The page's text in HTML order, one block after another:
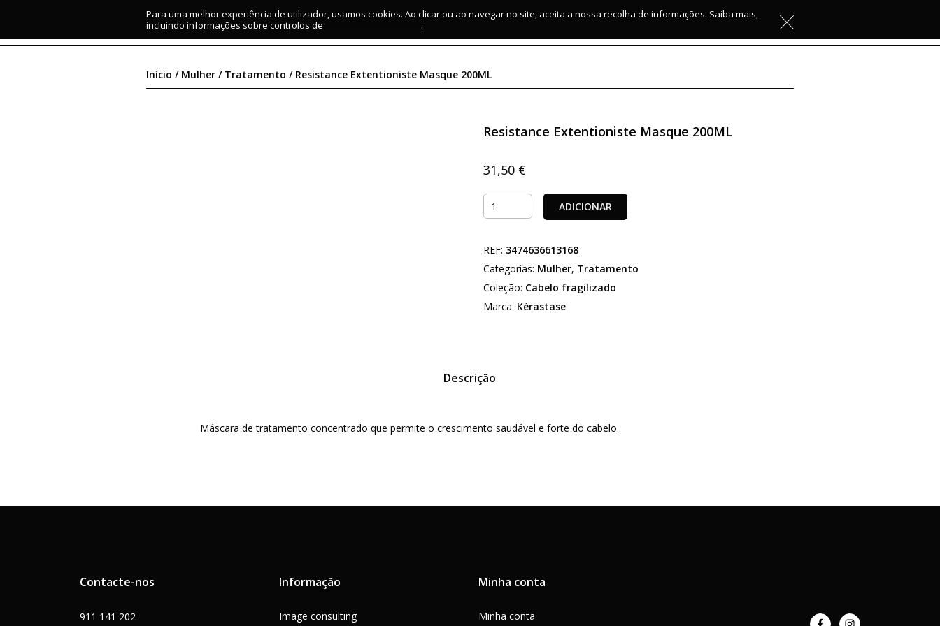
Para uma melhor experiência de utilizador, usamos cookies. Ao clicar ou ao navegar no site, aceita a nossa recolha de informações. Saiba mais,
incluindo informações sobre controlos de
.
HOMEM IMAGE CONSULTING
Início / Mulher / Tratamento / Resistance Extentioniste Masque 200ML
Resistance Extentioniste Masque 200ML
31,50 €
Quantidade
de
Extentioniste
Masque
200ML
ADICIONAR
REF: 3474636613168
Categorias: Mulher, Tratamento
Coleção: Cabelo fragilizado
Marca: Kérastase
Descrição
Máscara de tratamento concentrado que permite o crescimento saudável e forte do cabelo.
Contacte-nos
911 141 202
Informação
Image consulting
Minha conta
Minha conta